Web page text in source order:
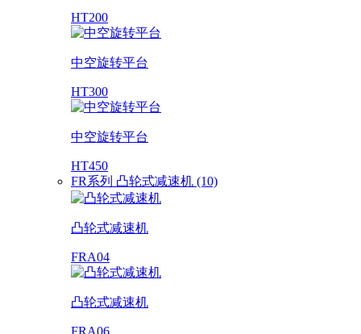
HT200
中空旋转平台
HT300
中空旋转平台
HT450
FR系列 凸轮式减速机 (10)
凸轮式减速机
FRA04
凸轮式减速机
FRA06